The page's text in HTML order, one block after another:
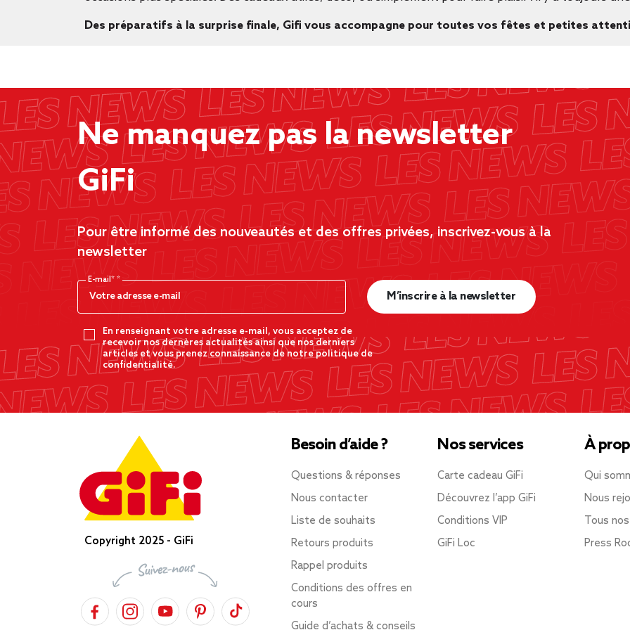
Des préparatifs à la surprise finale, Gifi vous accompagne pour toutes vos fêtes et petites
Ne manquez pas la newsletter
GiFi
Pour être informé des nouveautés et des offres privées, inscrivez-vous à la
newsletter
E-mail*
En renseignant votre adresse e-mail, vous acceptez de
recevoir nos dernères actualités ainsi que nos derniers
articles et vous prenez connaissance de notre politique de
confidentialité.
M’inscrire à la newsletter
Copyright 2025 - GiFi
Besoin d’aide ?
Questions & réponses
Nous contacter
Liste de souhaits
Retours produits
Rappel produits
Conditions des offres en
cours
Guide d’achats & conseils
Nos services
Carte cadeau GiFi
Découvrez l’app GiFi
Conditions VIP
GiFi Loc
À
Qui
Nous
Tous
Press